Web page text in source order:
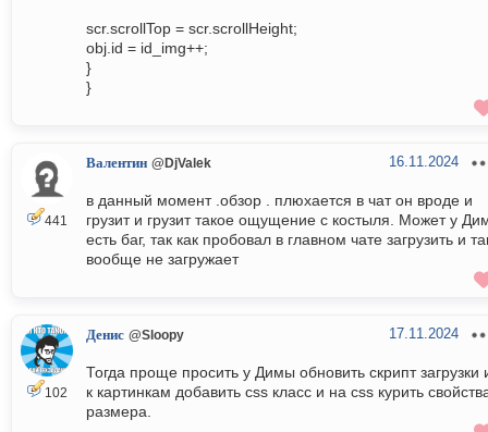
scr.scrollTop = scr.scrollHeight;
obj.id = id_img++;
}
}
441
Валентин @DjValek 16.11.2024
в данный момент .обзор . плюхается в чат он вроде и
грузит и грузит такое ощущение с костыля. Может у
есть баг, так как пробовал в главном чате загрузить и
вообще не загружает
102
Денис @Sloopy 17.11.2024
Тогда проще просить у Димы обновить скрипт загрузки
к картинкам добавить css класс и на css курить
размера.